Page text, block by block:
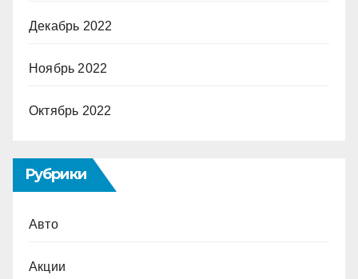
Декабрь 2022
Ноябрь 2022
Октябрь 2022
Рубрики
Авто
Акции